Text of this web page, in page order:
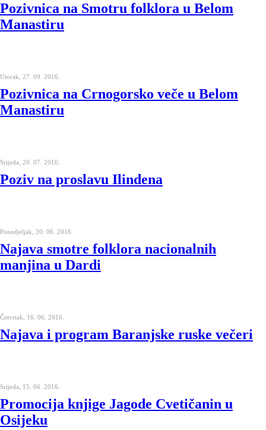
Pozivnica na Smotru folklora u Belom
Manastiru
Utorak, 27. 09. 2016.
Pozivnica na Crnogorsko veče u Belom
Manastiru
Srijeda, 20. 07. 2016.
Poziv na proslavu Ilindena
Ponedjeljak, 20. 06. 2016.
Najava smotre folklora nacionalnih
manjina u Dardi
Četvrtak, 16. 06. 2016.
Najava i program Baranjske ruske večeri
Srijeda, 15. 06. 2016.
Promocija knjige Jagode Cvetičanin u
Osijeku